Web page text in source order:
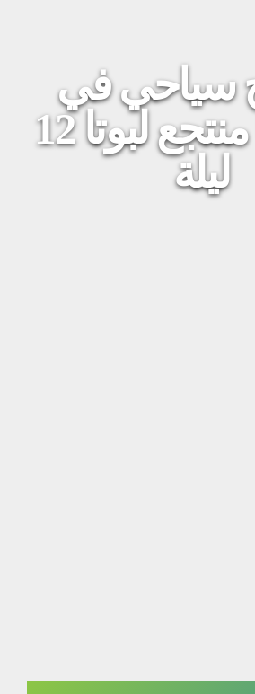
سياحي في
جورجيا منتجع لبوتا 12
ليلة